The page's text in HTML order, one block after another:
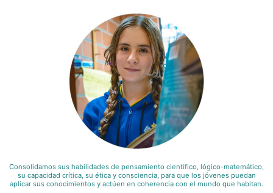
Consolidamos sus habilidades de pensamiento científico, lógico-matemático,
su capacidad crítica, su ética y consciencia, para que los jóvenes puedan
aplicar sus conocimientos y actúen en coherencia con el mundo que habitan.